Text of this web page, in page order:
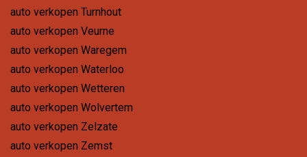
auto verkopen Turnhout
auto verkopen Veurne
auto verkopen Waregem
auto verkopen Waterloo
auto verkopen Wetteren
auto verkopen Wolvertem
auto verkopen Zelzate
auto verkopen Zemst